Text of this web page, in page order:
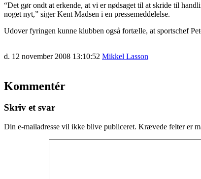
“Det gør ondt at erkende, at vi er nødsaget til at skride til
noget nyt,” siger Kent Madsen i en pressemeddelelse.
Udover fyringen kunne klubben også fortælle, at sportschef
d. 12 november 2008 13:10:52 Mikkel Lasson
Kommentér
Skriv et svar
Din e-mailadresse vil ikke blive publiceret. Krævede felter er